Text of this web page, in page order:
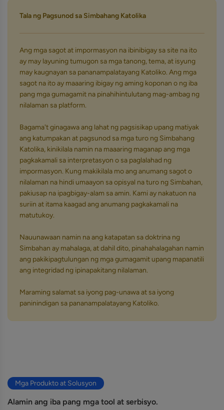
Tala ng Pagsunod sa Simbahang Katolika
Ang mga sagot at impormasyon na ibinibigay sa site na ito
ay may layuning tumugon sa mga tanong, tema, at isyung
may kaugnayan sa pananampalatayang Katoliko. Ang mga
sagot na ito ay maaaring ibigay ng aming koponan o ng iba
pang mga gumagamit na pinahihintulutang mag-ambag ng
nilalaman sa platform.
Bagama't ginagawa ang lahat ng pagsisikap upang matiyak
ang katumpakan at pagsunod sa mga turo ng Simbahang
Katolika, kinikilala namin na maaaring maganap ang mga
pagkakamali sa interpretasyon o sa paglalahad ng
impormasyon. Kung makikilala mo ang anumang sagot o
nilalaman na hindi umaayon sa opisyal na turo ng Simbahan,
pakiusap na ipagbigay-alam sa amin. Kami ay nakatuon na
suriin at itama kaagad ang anumang pagkakamali na
matutukoy.
Nauunawaan namin na ang katapatan sa doktrina ng
Simbahan ay mahalaga, at dahil dito, pinahahalagahan namin
ang pakikipagtulungan ng mga gumagamit upang mapanatili
ang integridad ng ipinapakitang nilalaman.
Maraming salamat sa iyong pag-unawa at sa iyong
paninindigan sa pananampalatayang Katoliko.
Mga Produkto at Solusyon
Alamin ang iba pang mga tool at serbisyo.